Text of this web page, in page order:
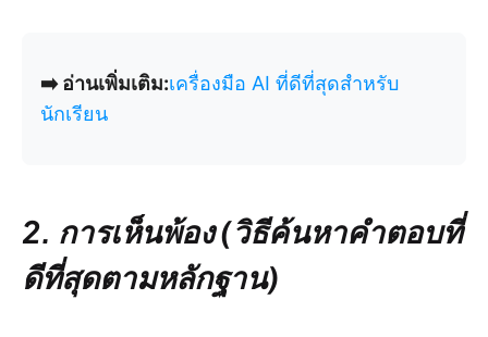
➡️ อ่านเพิ่มเติม:เครื่องมือ AI ที่ดีที่สุดสำหรับ
นักเรียน
2. การเห็นพ้อง (วิธีค้นหาคำตอบที่
ดีที่สุดตามหลักฐาน)